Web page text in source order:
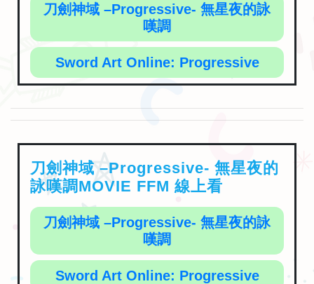
刀劍神域 –Progressive- 無星夜的詠
嘆調
Sword Art Online: Progressive
刀劍神域 –Progressive- 無星夜的
詠嘆調MOVIE FFM 線上看
刀劍神域 –Progressive- 無星夜的詠
嘆調
Sword Art Online: Progressive